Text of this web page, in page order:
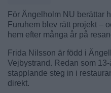
För Ängelholm NU berättar
Furuhem blev rätt projekt –
hem efter många år på
Frida Nilsson är född i
Vejbystrand. Redan som
stapplande steg in i
direkt.